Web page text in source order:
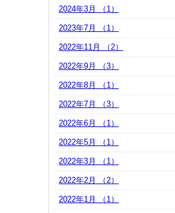
2024年3月 （1）
2023年7月 （1）
2022年11月 （2）
2022年9月 （3）
2022年8月 （1）
2022年7月 （3）
2022年6月 （1）
2022年5月 （1）
2022年3月 （1）
2022年2月 （2）
2022年1月 （1）